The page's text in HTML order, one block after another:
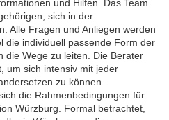
und Hilfen. Das Team
sich in der
Alle Fragen und Anliegen werden
die individuell passende Form der
die Wege zu leiten. Die Berater
um sich intensiv mit jeder
zu können.
die Rahmenbedingungen für
Würzburg. Formal betrachtet,